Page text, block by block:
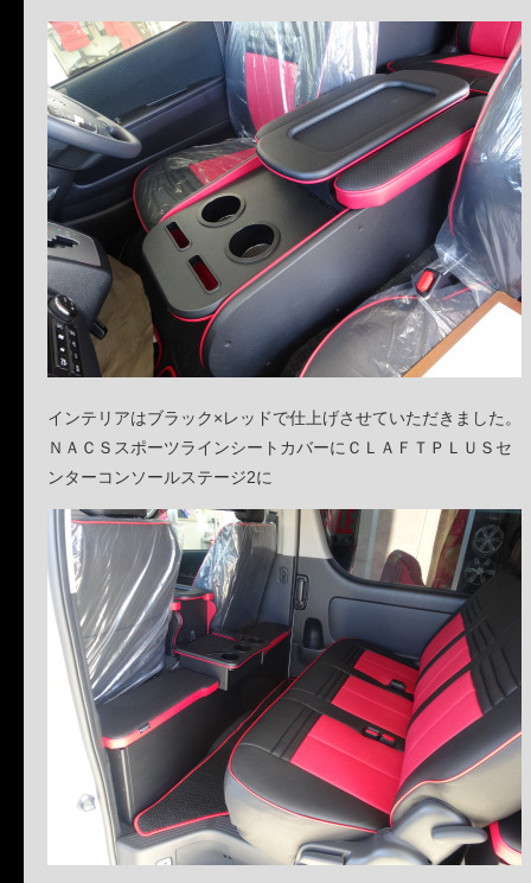
インテリアはブラック×レッドで仕上げさせていただきました。
ＮＡＣＳスポーツラインシートカバーにＣＬＡＦＴＰＬＵＳセ
ンターコンソールステージ2に